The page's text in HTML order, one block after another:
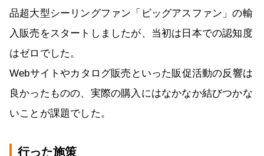
品超大型シーリングファン「ビッグアスファン」の輸
入販売をスタートしましたが、当初は日本での認知度
はゼロでした。
Webサイトやカタログ販売といった販促活動の反響は
良かったものの、実際の購入にはなかなか結びつかな
いことが課題でした。
行った施策